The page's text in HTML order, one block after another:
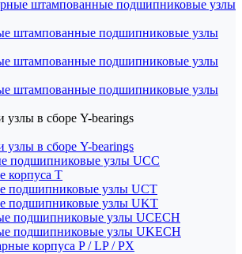
штампованные подшипниковые узлы
штампованные подшипниковые узлы
штампованные подшипниковые узлы
штампованные подшипниковые узлы
узлы в сборе Y-bearings
узлы в сборе Y-bearings
подшипниковые узлы UCC
корпуса T
подшипниковые узлы UCT
подшипниковые узлы UKT
подшипниковые узлы UCECH
подшипниковые узлы UKECH
корпуса P / LP / PX